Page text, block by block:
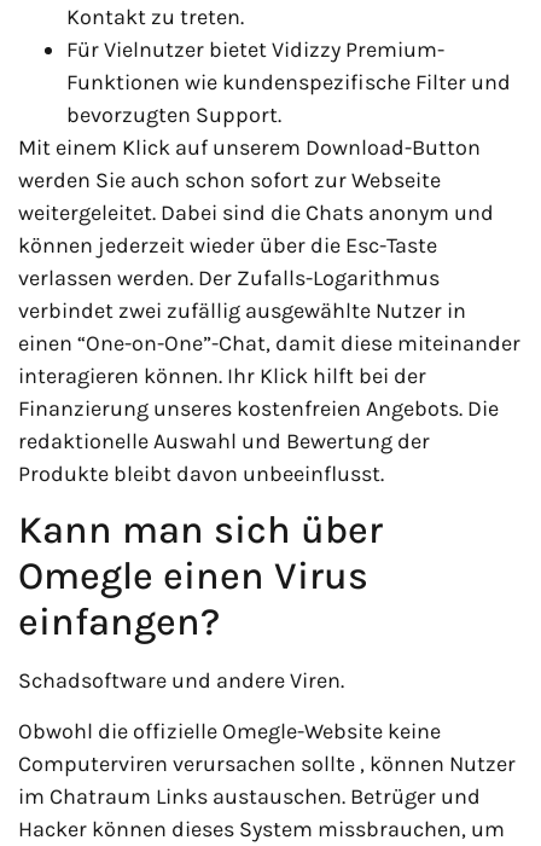
Kontakt zu treten.
Für Vielnutzer bietet Vidizzy Premium-
Funktionen wie kundenspezifische Filter und
bevorzugten Support.
Mit einem Klick auf unserem Download-Button
werden Sie auch schon sofort zur Webseite
weitergeleitet. Dabei sind die Chats anonym und
können jederzeit wieder über die Esc-Taste
verlassen werden. Der Zufalls-Logarithmus
verbindet zwei zufällig ausgewählte Nutzer in
einen “One-on-One”-Chat, damit diese miteinander
interagieren können. Ihr Klick hilft bei der
Finanzierung unseres kostenfreien Angebots. Die
redaktionelle Auswahl und Bewertung der
Produkte bleibt davon unbeeinflusst.
Kann man sich über
Omegle einen Virus
einfangen?
Schadsoftware und andere Viren.
Obwohl die offizielle Omegle-Website keine
Computerviren verursachen sollte , können Nutzer
im Chatraum Links austauschen. Betrüger und
Hacker können dieses System missbrauchen, um